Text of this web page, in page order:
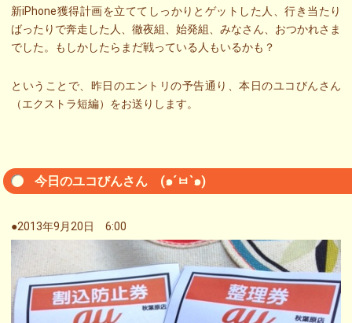
新iPhone獲得計画を立ててしっかりとゲットした人、行き当たり
ばったりで奔走した人、徹夜組、始発組、みなさん、おつかれさま
でした。もしかしたらまだ戦っている人もいるかも？
ということで、昨日のエントリの予告通り、本日のユコびんさん
（エクストラ短編）をお送りします。
今日のユコびんさん (๑´ㅂ`๑)
●2013年9月20日 6:00